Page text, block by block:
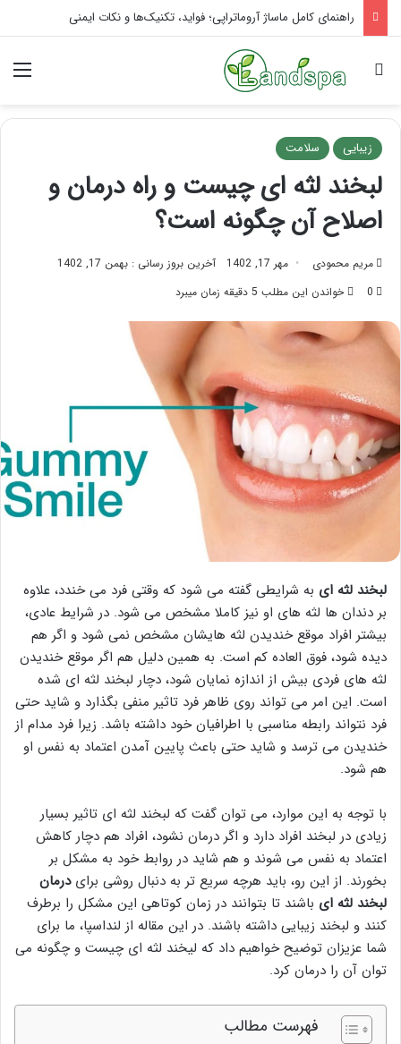
تاثیر ماساژ بر افسردگی؛ با ماساژ درمانی افسردگی را درمان کنید!
جستجو برای
زیبایی سلامت
لبخند لثه ای چیست و راه درمان و
اصلاح آن چگونه است؟
مریم محمودی مهر 17, 1402
آخرین بروز رسانی : بهمن 17, 1402
0
خواندن این مطلب 5 دقیقه زمان میبرد
لبخند لثه ای به شرایطی گفته می شود که وقتی فرد می خندد، علاوه
بر دندان ها لثه های او نیز کاملا مشخص می شود. در شرایط عادی،
بیشتر افراد موقع خندیدن لثه هایشان مشخص نمی شود و اگر هم
دیده شود، فوق العاده کم است. به همین دلیل هم اگر موقع خندیدن
لثه های فردی بیش از اندازه نمایان شود، دچار لبخند لثه ای شده
است. این امر می تواند روی ظاهر فرد تاثیر منفی بگذارد و شاید حتی
فرد نتواند رابطه مناسبی با اطرافیان خود داشته باشد. زیرا فرد مدام از
خندیدن می ترسد و شاید حتی باعث پایین آمدن اعتماد به نفس او
هم شود.
با توجه به این موارد، می توان گفت که لبخند لثه ای تاثیر بسیار
زیادی در لبخند افراد دارد و اگر درمان نشود، افراد هم دچار کاهش
اعتماد به نفس می شوند و هم شاید در روابط خود به مشکل بر
بخورند. از این رو، باید هرچه سریع تر به دنبال روشی برایدرمان
لبخند لثه ای باشند تا بتوانند در زمان کوتاهی این مشکل را برطرف
کنند و لبخند زیبایی داشته باشند. در این مقاله از لنداسپا، ما برای
شما عزیزان توضیح خواهیم داد که لیخند لثه ای چیست و چگونه می
توان آن را درمان کرد.
فهرست مطالب